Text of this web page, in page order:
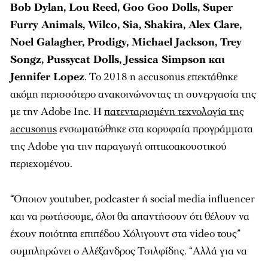
Bob Dylan, Lou Reed, Goo Goo Dolls, Super
Furry Animals, Wilco, Sia, Shakira, Alex Clare,
Noel Galagher, Prodigy, Michael Jackson, Trey
Songz, Pussycat Dolls, Jessica Simpson και
Jennifer Lopez. Το 2018 η accusonus επεκτάθηκε
ακόμη περισσότερο ανακοινώνοντας τη συνεργασία της
με την Adobe Inc. Ηπατενταρισμένη τεχνολογία της
accusonusενσωματώθηκε στα κορυφαία προγράμματα
της Adobe για την παραγωγή οπτικοακουστικού
περιεχομένου.
“Όποιον youtuber, podcaster ή social media influencer
και να ρωτήσουμε, όλοι θα απαντήσουν ότι θέλουν να
έχουν ποιότητα επιπέδου Χόλιγουντ στα video τους”
συμπληρώνει ο Αλέξανδρος Τσιλφίδης. “Αλλά για να